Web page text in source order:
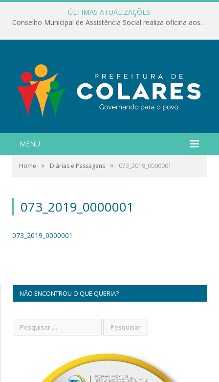
ÚLTIMAS ATUALIZAÇÕES:
Conselho Municipal de Assistência Social realiza oficina aos servidores
MENU
Home » Diárias e Passagens » 073_2019_0000001
073_2019_0000001
073_2019_0000001
NÃO ENCONTROU O QUE QUERIA?